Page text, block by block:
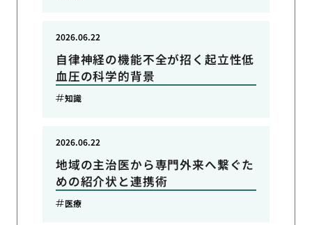
自律神経の機能不全が招く起立性低
血圧の科学的背景
2026.06.22
知識
地域の主治医から専門外来へ繋ぐた
めの紹介状と連携術
2026.06.22
医療